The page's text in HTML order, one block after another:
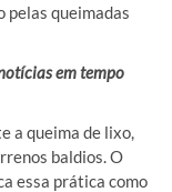
pelas queimadas
em tempo
a queima de lixo,
baldios. O
essa prática como